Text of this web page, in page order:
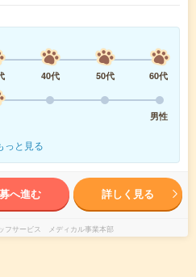
40代 50代
60代
男性
っと見る
へ進む 詳しく見る
フサービス メディカル事業本部